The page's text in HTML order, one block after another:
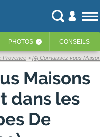
PHOTOS ‹ CONSEILS
Provence [4] Connaissez vous
Maisons
dans les
De